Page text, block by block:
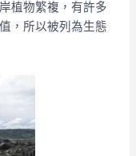
植物繁複，有許多
，所以被列為生態